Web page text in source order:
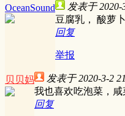
OceanSound 发表于 2020-
豆腐乳， 酸萝
回复
举报
贝贝妈 发表于 2020-3-2
我也喜欢吃泡菜，咸
回复